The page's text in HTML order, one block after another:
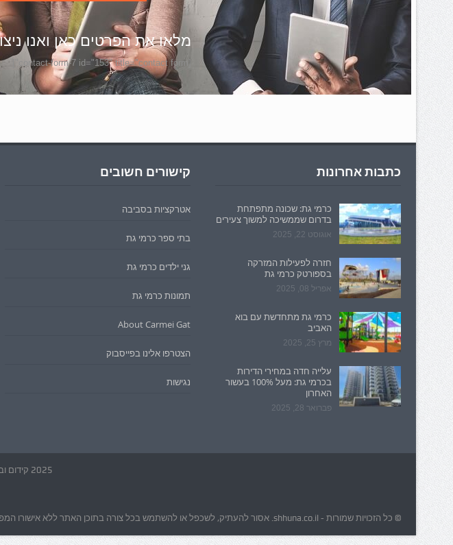
מלאו את הפרטים כאן ואנו
כתבות אחרונות
כרמי גת: שכונה מתפתחת
בדרום שממשיכה למשוך צעירים
אוגוסט 22, 2025
חזרה לפעילות המזרקה
בספורטק כרמי גת
אפריל 08, 2025
כרמי גת מתחדשת עם בוא
האביב
מרץ 25, 2025
עלייה חדה במחירי הדירות
בכרמי גת: מעל 100% בעשור
האחרון
פברואר 28, 2025
קישורים חשובים
אטרקציות בסביבה
בתי ספר כרמי גת
גני ילדים כרמי גת
תמונות כרמי גת
About Carmei Gat
הצטרפו אלינו בפייסבוק
נגישות
2025 קידום ובניית אתרים
© כל הזכויות שמורות - shhuna.co.il. אסור להעתיק, לשכפל או להשתמש בכל צורה בתוכן האתר ללא אישורו המפורש של בעל האתר.